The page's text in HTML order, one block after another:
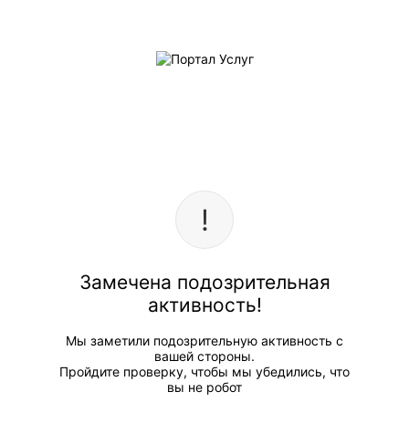
Замечена подозрительная
активность!
Мы заметили подозрительную активность с
вашей стороны.
Пройдите проверку, чтобы мы убедились, что
вы не робот